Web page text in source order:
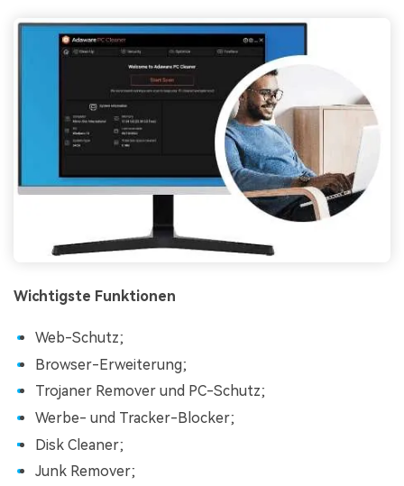
Wichtigste Funktionen
Web-Schutz;
Browser-Erweiterung;
Trojaner Remover und PC-Schutz;
Werbe- und Tracker-Blocker;
Disk Cleaner;
Junk Remover;